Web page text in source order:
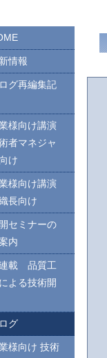
情報
グ再編集記
様向け講演
者マネジャ
け
様向け講演
長向け
セミナーの
内
載 品質工
よる技術開
グ
様向け 技術